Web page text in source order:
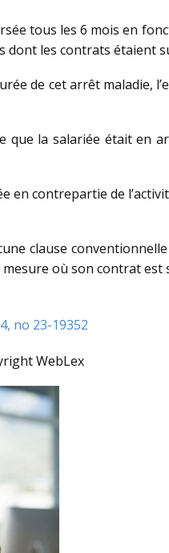
tous les 6 mois en
dont les contrats étaient
de cet arrêt maladie,
que la salariée était en
en contrepartie de
clause
où son contrat est
no 23-19352
WebLex